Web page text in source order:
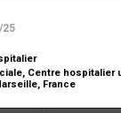
25
Centre hospitalier
France